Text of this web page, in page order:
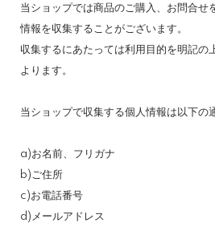
当ショップでは商品のご購入、お問合せ
情報を収集することがございます。
収集するにあたっては利用目的を明記の
よります。
当ショップで収集する個人情報は以下の
a)お名前、フリガナ
b)ご住所
c)お電話番号
d)メールアドレス